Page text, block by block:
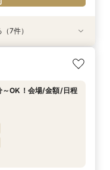
いギフト付☆ゼロから
見るだけOKの自由な
会場見学ツアー*無料
旋階段×最大150万優
OK！会場/金額/日程
食付*3会場見学キャ
会場×4挙式スタイル体
7件）
OK！会場/金額/日程